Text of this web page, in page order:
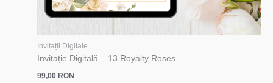
Invitații Digitale
Invitație Digitală – 13 Royalty Roses
99,00 RON